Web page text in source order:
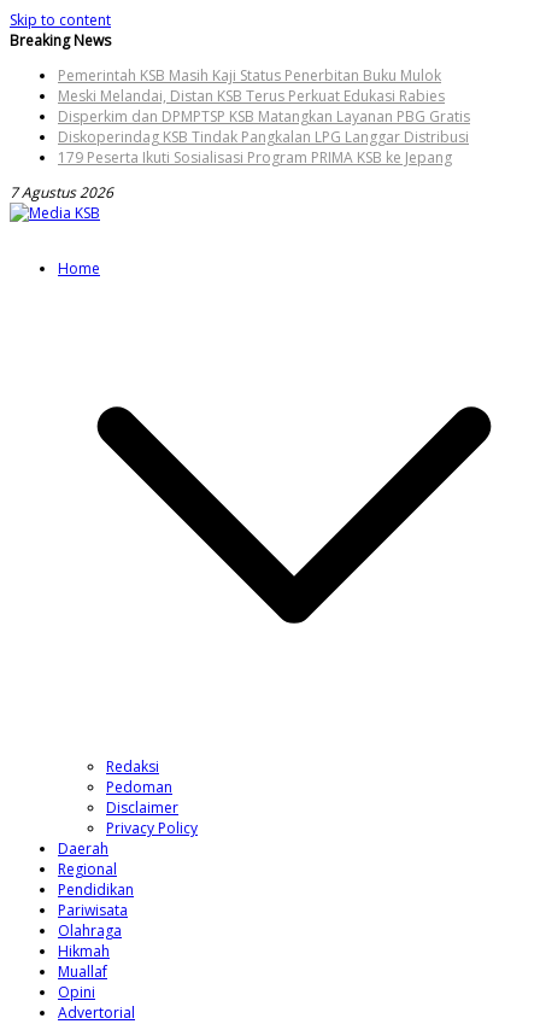
Skip to content
Breaking News
Pemerintah KSB Masih Kaji Status Penerbitan Buku Mulok
Meski Melandai, Distan KSB Terus Perkuat Edukasi Rabies
Disperkim dan DPMPTSP KSB Matangkan Layanan PBG Gratis
Diskoperindag KSB Tindak Pangkalan LPG Langgar Distribusi
179 Peserta Ikuti Sosialisasi Program PRIMA KSB ke Jepang
7 Agustus 2026
Home
Redaksi
Pedoman
Disclaimer
Privacy Policy
Daerah
Regional
Pendidikan
Pariwisata
Olahraga
Hikmah
Muallaf
Opini
Advertorial